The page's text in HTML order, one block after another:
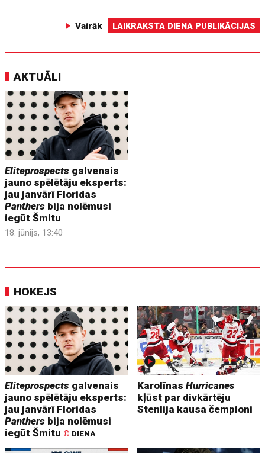
Vairāk LAIKRAKSTA DIENA PUBLIKĀCIJAS
AKTUĀLI
Eliteprospects galvenais
jauno spēlētāju eksperts:
jau janvārī Floridas
Panthers bija nolēmusi
iegūt Šmitu
18. jūnijs, 13:40
HOKEJS
Eliteprospects galvenais
jauno spēlētāju eksperts:
jau janvārī Floridas
Panthers bija nolēmusi
iegūt Šmitu © DIENA
KarolīnasHurricanes
kļūst par divkārtēju
Stenlija kausa čempioni